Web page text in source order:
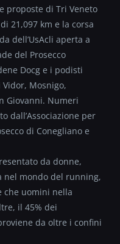
proposte di Tri Veneto
21,097 km e la corsa
dell’UsAcli aperta a
del Prosecco
Docg e i podisti
Mosnigo,
Giovanni. Numeri
dall’Associazione per
di Conegliano e
da donne,
nel mondo del running,
uomini nella
il 45% dei
da oltre i confini